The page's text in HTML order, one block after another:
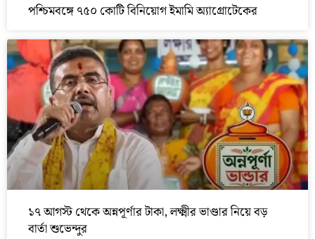
পশ্চিমবঙ্গে ৭৫০ কোটি বিনিয়োগ ইমামি অ্যাগ্রোটেকের
১৭ আগস্ট থেকে অন্নপূর্ণার টাকা, লক্ষ্মীর ভাণ্ডার নিয়ে বড়
বার্তা শুভেন্দুর